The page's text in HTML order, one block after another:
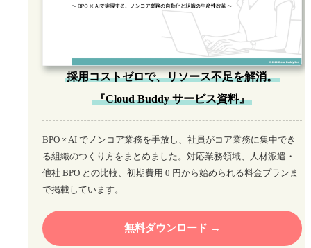
採用コストゼロで、リソース不足を解消。
『Cloud Buddy サービス資料』
BPO × AI でノンコア業務を手放し、社員がコア業務に集中でき
る組織のつくり方をまとめました。対応業務領域、人材派遣・
他社 BPO との比較、初期費用 0 円から始められる料金プランま
で掲載しています。
無料ダウンロード